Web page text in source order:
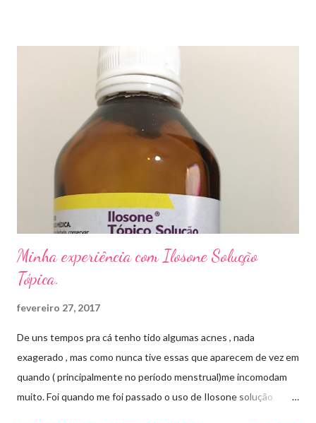
micose de unha é feito com esmaltes antifúngicos ou remédios
orais ,ou para aplicação local receitados pelo dermatologista. O
tempo para tratamento pode variar de 06 meses a um ano. Para
quem prefere tratamentos caseiros , pode aplicar óleo de cravo
duas vezes ao dia. Eu já passei por isso, pelo uso de muito
sapato fechado e apertado . E utilizei o Ciclopirox olamina que é
um agente antifúngico sintético para tratamento dermatológico
Minha experiência com Ilosone Solução
Tópica.
fevereiro 27, 2017
De uns tempos pra cá tenho tido algumas acnes , nada
exagerado , mas como nunca tive essas que aparecem de vez em
quando ( principalmente no período menstrual)me incomodam
muito. Foi quando me foi passado o uso de Ilosone solução